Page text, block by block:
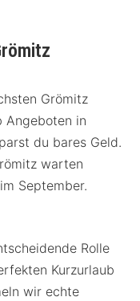
Grömitz
Angeboten in
du bares Geld.
warten
September.
Rolle
Kurzurlaub
wir echte